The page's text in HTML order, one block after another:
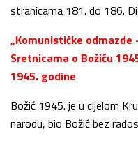
stranicama 181. do 186.
„Komunističke odmazde
Sretnicama o Božiću
1945. godine
Božić 1945. je u cijelom
narodu, bio Božić bez